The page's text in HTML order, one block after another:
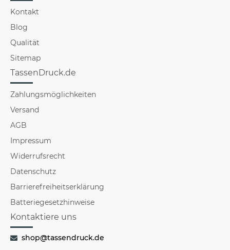
Kontakt
Blog
Qualität
Sitemap
TassenDruck.de
Zahlungsmöglichkeiten
Versand
AGB
Impressum
Widerrufsrecht
Datenschutz
Barrierefreiheitserklärung
Batteriegesetzhinweise
Kontaktiere uns
shop@tassendruck.de